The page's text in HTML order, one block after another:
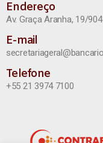
Endereço
Av. Graça Aranha, 19/
E-mail
Telefone
+55 21 3974 7100